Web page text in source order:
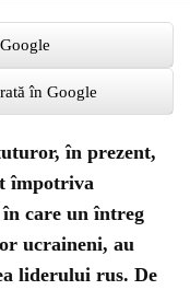
în Google
în prezent,
împotriva
care un întreg
ucraineni, au
liderului rus. De